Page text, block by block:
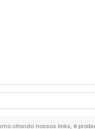
citando nossos links, é